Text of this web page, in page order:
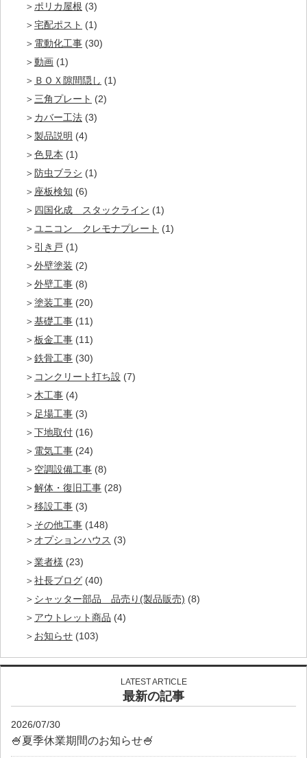
ポリカ屋根 (3)
宅配ポスト (1)
電動化工事 (30)
動画 (1)
ＢＯＸ隙間隠し (1)
三角プレート (2)
カバー工法 (3)
製品説明 (4)
色見本 (1)
防虫ブラシ (1)
座板検知 (6)
四国化成 スタックライン (1)
ユニコン クレモナプレート (1)
引き戸 (1)
外壁塗装 (2)
外壁工事 (8)
塗装工事 (20)
基礎工事 (11)
板金工事 (11)
鉄骨工事 (30)
コンクリート打ち設 (7)
木工事 (4)
足場工事 (3)
下地取付 (16)
電気工事 (24)
空調設備工事 (8)
解体・復旧工事 (28)
移設工事 (3)
その他工事 (148)
オプションハウス (3)
業者様 (23)
社長ブログ (40)
シャッター部品 品売り(製品販売) (8)
アウトレット商品 (4)
お知らせ (103)
LATEST ARTICLE
最新の記事
2026/07/30
🍧夏季休業期間のお知らせ🍧